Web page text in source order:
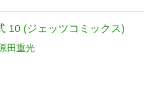
10 (ジェッツコミックス)
田重光